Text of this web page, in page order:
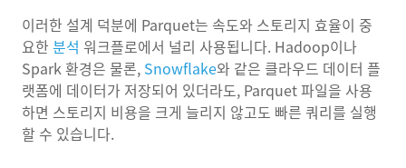
이러한 설계 덕분에 Parquet는 속도와 스토리지 효율이 중
요한 분석 워크플로에서 널리 사용됩니다. Hadoop이나
Spark 환경은 물론, Snowflake와 같은 클라우드 데이터 플
랫폼에 데이터가 저장되어 있더라도, Parquet 파일을 사용
하면 스토리지 비용을 크게 늘리지 않고도 빠른 쿼리를 실행
할 수 있습니다.